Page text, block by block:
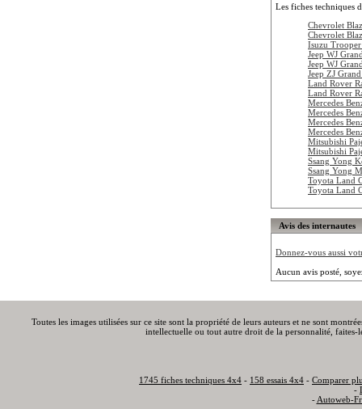
Les fiches techniques
Chevrolet
Chevrolet
Isuzu
Jeep WJ
Jeep WJ
Jeep ZJ
Land Rover
Land Rover
Mercedes
Mercedes
Mercedes
Mercedes
Mitsubishi
Mitsubishi
Ssang Yong
Ssang Yong
Toyota Land
Toyota Land
Avis des internautes
Donnez-vous aussi
Aucun avis posté,
Toutes les images utilisées sur ce site sont la propriété de leurs auteurs et ne sont
intellectuelle ou tout autre droit de la personnalité,
1745 fiches techniques 4x4 - 158 essais 4x4 - Comparer
-
- Autoweb-